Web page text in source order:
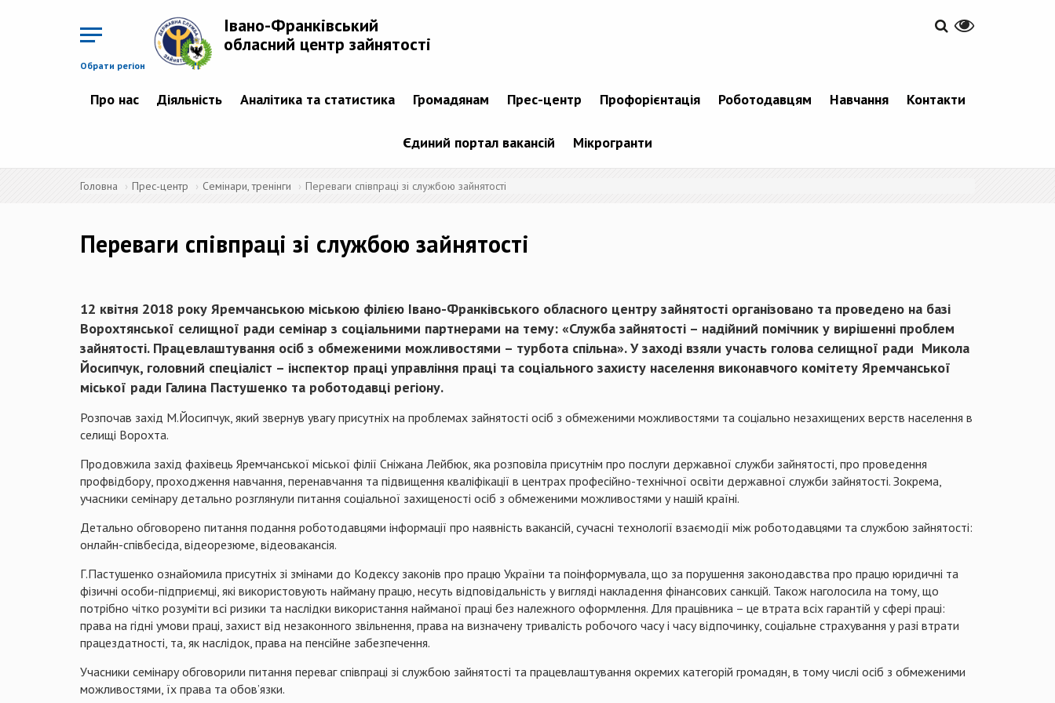
Обрати регіон
Івано-Франківський
обласний центр зайнятості
Про нас Діяльність Аналітика та статистика Громадянам Прес-центр Профорієнтація Роботодавцям Навчання Контакти
Єдиний портал вакансій Мікрогранти
Головна Прес-центр Семінари, тренінги Переваги співпраці зі службою зайнятості
Переваги співпраці зі службою зайнятості
12 квітня 2018 року Яремчанською міською філією Івано-Франківського обласного центру зайнятості організовано та проведено на базі
Ворохтянської селищної ради семінар з соціальними партнерами на тему: «Служба зайнятості – надійний помічник у вирішенні проблем
зайнятості. Працевлаштування осіб з обмеженими можливостями – турбота спільна». У заході взяли участь голова селищної ради Микола
Йосипчук, головний спеціаліст – інспектор праці управління праці та соціального захисту населення виконавчого комітету Яремчанської
міської ради Галина Пастушенко та роботодавці регіону.
Розпочав захід М.Йосипчук, який звернув увагу присутніх на проблемах зайнятості осіб з обмеженими можливостями та соціально незахищених верств населення в
селищі Ворохта.
Продовжила захід фахівець Яремчанської міської філії Сніжана Лейбюк, яка розповіла присутнім про послуги державної служби зайнятості, про проведення
профвідбору, проходження навчання, перенавчання та підвищення кваліфікації в центрах професійно-технічної освіти державної служби зайнятості. Зокрема,
учасники семінару детально розглянули питання соціальної захищеності осіб з обмеженими можливостями у нашій країні.
Детально обговорено питання подання роботодавцями інформації про наявність вакансій, сучасні технології взаємодії між роботодавцями та службою зайнятості:
онлайн-співбесіда, відеорезюме, відеовакансія.
Г.Пастушенко ознайомила присутніх зі змінами до Кодексу законів про працю України та поінформувала, що за порушення законодавства про працю юридичні та
фізичні особи-підприємці, які використовують найману працю, несуть відповідальність у вигляді накладення фінансових санкцій. Також наголосила на тому, що
потрібно чітко розуміти всі ризики та наслідки використання найманої праці без належного оформлення. Для працівника – це втрата всіх гарантій у сфері праці:
права на гідні умови праці, захист від незаконного звільнення, права на визначену тривалість робочого часу і часу відпочинку, соціальне страхування у разі втрати
працездатності, та, як наслідок, права на пенсійне забезпечення.
Учасники семінару обговорили питання переваг співпраці зі службою зайнятості та працевлаштування окремих категорій громадян, в тому числі осіб з обмеженими
можливостями, їх права та обов’язки.